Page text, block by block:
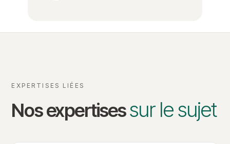
EXPERTISES LIÉES
Nos expertisessur le sujet